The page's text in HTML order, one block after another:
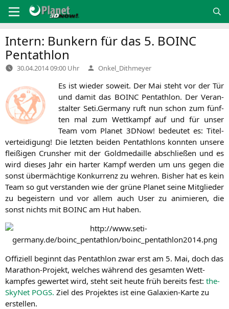
Inhalt
springen
Intern: Bunkern für das 5. BOINC
Pentathlon
30.04.2014 09:00 Uhr Verfasst
von
Onkel_Dithmeyer
Es ist wie­der soweit. Der Mai steht vor der Tür
und damit das BOINCPent­ath­lon. Der Ver­an­
stal­ter Seti.Germany ruft nun schon zum fünf­
ten mal zum Wett­kampf auf und für unser
Team vom Pla­net 3DNow! bedeu­tet es: Titel­
ver­tei­di­gung! Die letz­ten bei­den Pent­ath­lons konn­ten unse­re
flei­ßi­gen Cruns­her mit der Gold­me­dail­le abschlie­ßen und es
wird die­ses Jahr ein har­ter Kampf wer­den um uns gegen die
sonst über­mäch­ti­ge Kon­kur­renz zu weh­ren. Bis­her hat es kein
Team so gut ver­stan­den wie der grü­ne Pla­net sei­ne Mit­glie­der
zu begeis­tern und vor allem auch User zu ani­mie­ren, die
sonst nichts mit BOINC am Hut haben.
Offi­zi­ell beginnt das Pent­ath­lon zwar erst am 5. Mai, doch das
Mara­thon-Pro­jekt, wel­ches wäh­rend des gesam­ten Wett­
kamp­fes gewer­tet wird, steht seit heu­te früh bereits fest: the­
Sky­Net POGS. Ziel des Pro­jek­tes ist eine Gala­xien-Kar­te zu
erstellen.